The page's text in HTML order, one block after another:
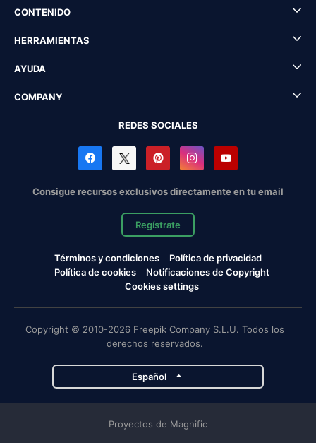
CONTENIDO
HERRAMIENTAS
AYUDA
COMPANY
REDES SOCIALES
Consigue recursos exclusivos directamente en tu email
Regístrate
Términos y condiciones
Política de privacidad
Política de cookies
Notificaciones de Copyright
Cookies settings
Copyright © 2010-2026 Freepik Company S.L.U. Todos los
derechos reservados.
Español
Proyectos de Magnific